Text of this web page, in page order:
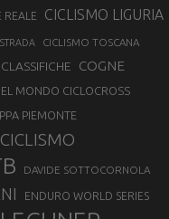
REALE CICLISMO LIGURIA
CICLISMO TOSCANA
CLASSIFICHE COGNE
MONDO CICLOCROSS
PIEMONTE
DAVIDE SOTTOCORNOLA
ENDURO WORLD SERIES